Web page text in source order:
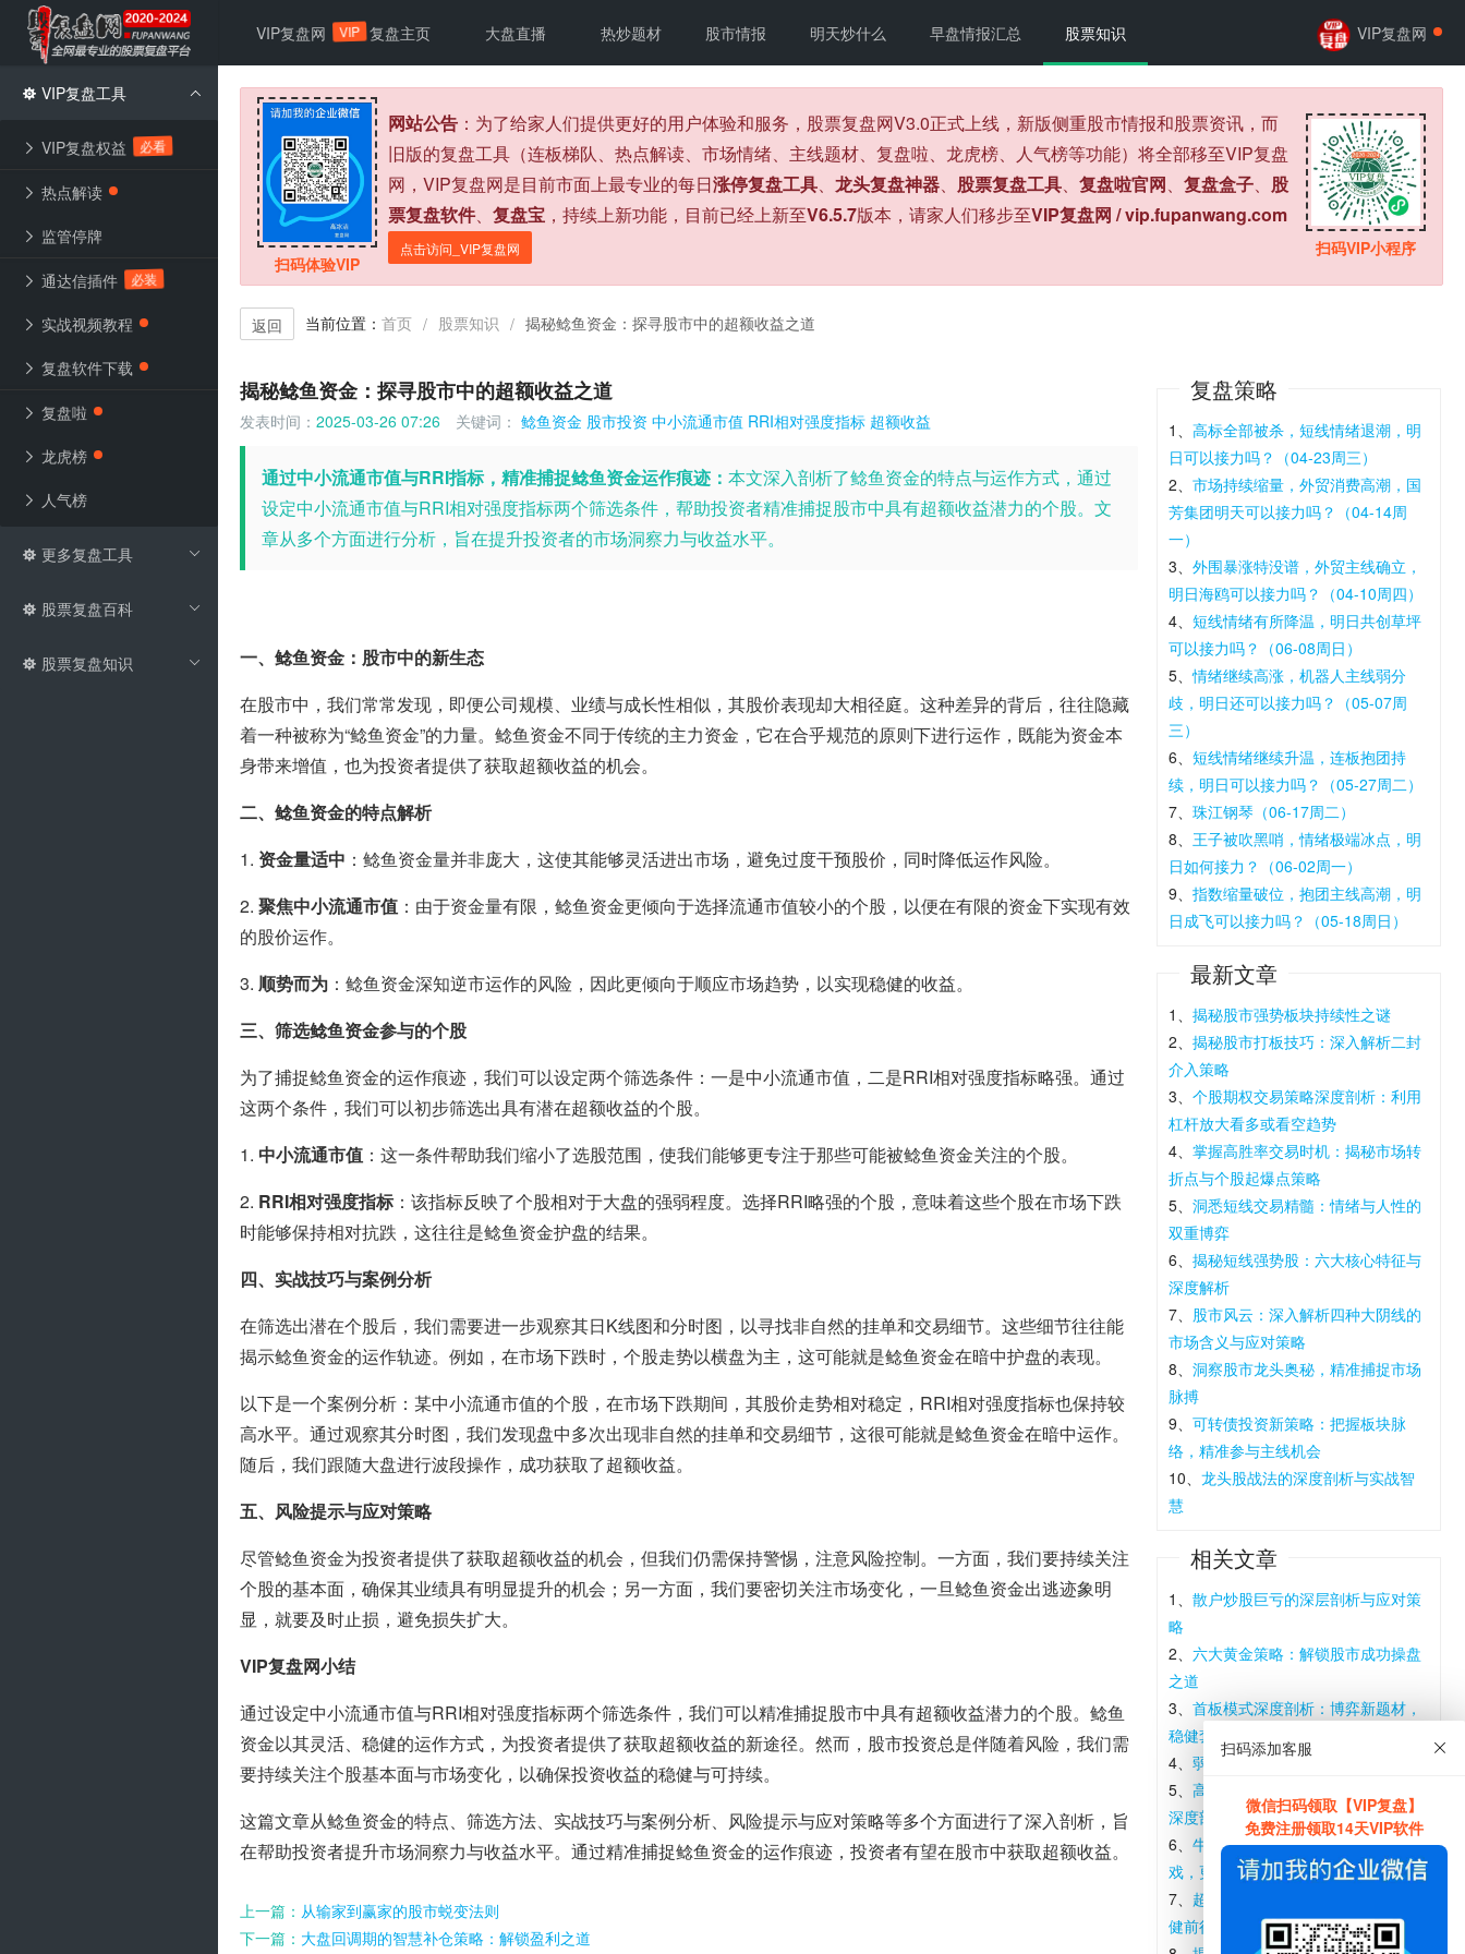
扫码体验VIP
网站公告 ：为了给家人们提供更好的用户体验和服务，股票复盘网V3.0正式上线，新版侧重股市情报和股票资讯，而
旧版的复盘工具（连板梯队、热点解读、市场情绪、主线题材、复盘啦、龙虎榜、人气榜等功能）将全部移至VIP复盘
网，VIP复盘网是目前市面上最专业的每日涨停复盘工具、 龙头复盘神器、 股票复盘工具、 复盘啦官网、 复盘盒子、 股
票复盘软件、 复盘宝 ，持续上新功能，目前已经上新至V6.5.7版本，请家人们移步至VIP复盘网 / vip.fupanwang.com
点击访问_VIP复盘网 扫码VIP小程序
返回 当前位置： 首页 / 股票知识 / 揭秘鲶鱼资金：探寻股市中的超额收益之道
揭秘鲶鱼资金：探寻股市中的超额收益之道
发表时间： 2025-03-26 07:26 关键词： 鲶鱼资金 股市投资 中小流通市值 RRI相对强度指标 超额收益
通过中小流通市值与RRI指标，精准捕捉鲶鱼资金运作痕迹： 本文深入剖析了鲶鱼资金的特点与运作方式，通过
设定中小流通市值与RRI相对强度指标两个筛选条件，帮助投资者精准捕捉股市中具有超额收益潜力的个股。文
章从多个方面进行分析，旨在提升投资者的市场洞察力与收益水平。
一、鲶鱼资金：股市中的新生态
在股市中，我们常常发现，即便公司规模、业绩与成长性相似，其股价表现却大相径庭。这种差异的背后，往往隐藏
着一种被称为“鲶鱼资金”的力量。鲶鱼资金不同于传统的主力资金，它在合乎规范的原则下进行运作，既能为资金本
身带来增值，也为投资者提供了获取超额收益的机会。
二、鲶鱼资金的特点解析
1. 资金量适中 ：鲶鱼资金量并非庞大，这使其能够灵活进出市场，避免过度干预股价，同时降低运作风险。
2. 聚焦中小流通市值 ：由于资金量有限，鲶鱼资金更倾向于选择流通市值较小的个股，以便在有限的资金下实现有效
的股价运作。
3. 顺势而为 ：鲶鱼资金深知逆市运作的风险，因此更倾向于顺应市场趋势，以实现稳健的收益。
三、筛选鲶鱼资金参与的个股
为了捕捉鲶鱼资金的运作痕迹，我们可以设定两个筛选条件：一是中小流通市值，二是RRI相对强度指标略强。通过
这两个条件，我们可以初步筛选出具有潜在超额收益的个股。
1. 中小流通市值 ：这一条件帮助我们缩小了选股范围，使我们能够更专注于那些可能被鲶鱼资金关注的个股。
2. RRI相对强度指标：该指标反映了个股相对于大盘的强弱程度。选择RRI略强的个股，意味着这些个股在市场下跌
时能够保持相对抗跌，这往往是鲶鱼资金护盘的结果。
四、实战技巧与案例分析
在筛选出潜在个股后，我们需要进一步观察其日K线图和分时图，以寻找非自然的挂单和交易细节。这些细节往往能
揭示鲶鱼资金的运作轨迹。例如，在市场下跌时，个股走势以横盘为主，这可能就是鲶鱼资金在暗中护盘的表现。
以下是一个案例分析：某中小流通市值的个股，在市场下跌期间，其股价走势相对稳定，RRI相对强度指标也保持较
高水平。通过观察其分时图，我们发现盘中多次出现非自然的挂单和交易细节，这很可能就是鲶鱼资金在暗中运作。
随后，我们跟随大盘进行波段操作，成功获取了超额收益。
五、风险提示与应对策略
尽管鲶鱼资金为投资者提供了获取超额收益的机会，但我们仍需保持警惕，注意风险控制。一方面，我们要持续关注
个股的基本面，确保其业绩具有明显提升的机会；另一方面，我们要密切关注市场变化，一旦鲶鱼资金出逃迹象明
显，就要及时止损，避免损失扩大。
VIP复盘网小结
通过设定中小流通市值与RRI相对强度指标两个筛选条件，我们可以精准捕捉股市中具有超额收益潜力的个股。鲶鱼
资金以其灵活、稳健的运作方式，为投资者提供了获取超额收益的新途径。然而，股市投资总是伴随着风险，我们需
要持续关注个股基本面与市场变化，以确保投资收益的稳健与可持续。
这篇文章从鲶鱼资金的特点、筛选方法、实战技巧与案例分析、风险提示与应对策略等多个方面进行了深入剖析，旨
在帮助投资者提升市场洞察力与收益水平。通过精准捕捉鲶鱼资金的运作痕迹，投资者有望在股市中获取超额收益。
上一篇： 从输家到赢家的股市蜕变法则
下一篇： 大盘回调期的智慧补仓策略：解锁盈利之道
复盘策略
1、高标全部被杀，短线情绪退潮，明
日可以接力吗？（04-23周三）
2、市场持续缩量，外贸消费高潮，国
芳集团明天可以接力吗？（04-14周
一）
3、外围暴涨特没谱，外贸主线确立，
明日海鸥可以接力吗？（04-10周四）
4、短线情绪有所降温，明日共创草坪
可以接力吗？（06-08周日）
5、情绪继续高涨，机器人主线弱分
歧，明日还可以接力吗？（05-07周
三）
6、短线情绪继续升温，连板抱团持
续，明日可以接力吗？（05-27周二）
7、珠江钢琴（06-17周二）
8、 王子被吹黑哨，情绪极端冰点，明
日如何接力？（06-02周一）
9、指数缩量破位，抱团主线高潮，明
日成飞可以接力吗？（05-18周日）
最新文章
1、揭秘股市强势板块持续性之谜
2、揭秘股市打板技巧：深入解析二封
介入策略
3、个股期权交易策略深度剖析：利用
杠杆放大看多或看空趋势
4、掌握高胜率交易时机：揭秘市场转
折点与个股起爆点策略
5、洞悉短线交易精髓：情绪与人性的
双重博弈
6、揭秘短线强势股：六大核心特征与
深度解析
7、 股市风云：深入解析四种大阴线的
市场含义与应对策略
8、洞察股市龙头奥秘，精准捕捉市场
脉搏
9、可转债投资新策略：把握板块脉
络，精准参与主线机会
10、龙头股战法的深度剖析与实战智
慧
相关文章
1、散户炒股巨亏的深层剖析与应对策
略
2、六大黄金策略：解锁股市成功操盘
之道
3、首板模式深度剖析：博弈新题材，
稳健套利之道
4、弱转强策略：解锁股市盈利新路径
5、高送转方案的市场效应与投资策略
深度剖析
6、牛人股海心得：炒股不仅是心跳游
戏，更是心态与智慧的较量
7、 超短线投资的艺术：精准把握，稳
健前行
VIP复盘网 VIP 复盘主页 大盘直播 热炒题材 股市情报 明天炒什么 早盘情报汇总 股票知识 VIP复盘网
VIP复盘工具
VIP复盘权益 必看
热点解读
监管停牌
通达信插件 必装
实战视频教程
复盘软件下载
复盘啦
龙虎榜
人气榜
更多复盘工具
股票复盘百科
股票复盘知识
扫码添加客服
微信扫码领取【VIP复盘】
免费注册领取14天VIP软件